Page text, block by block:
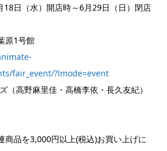
18日（水）開店時～6月29日（日）閉店
原1号館
fair_event/?lmode=event
（高野麻里佳・高橋李依・長久友紀）
商品を3,000円以上(税込)お買い上げに